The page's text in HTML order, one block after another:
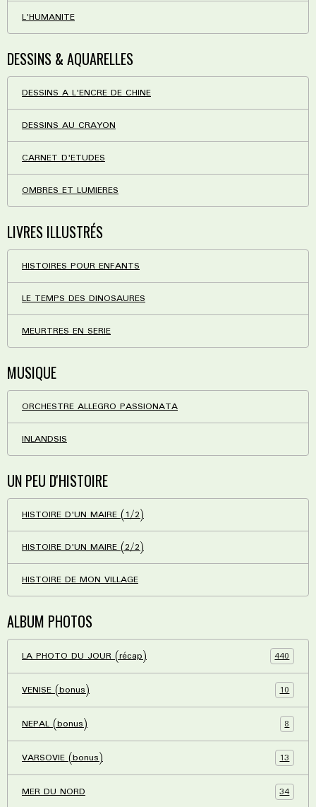
L'HUMANITE
DESSINS & AQUARELLES
DESSINS A L'ENCRE DE CHINE
DESSINS AU CRAYON
CARNET D'ETUDES
OMBRES ET LUMIERES
LIVRES ILLUSTRÉS
HISTOIRES POUR ENFANTS
LE TEMPS DES DINOSAURES
MEURTRES EN SERIE
MUSIQUE
ORCHESTRE ALLEGRO PASSIONATA
INLANDSIS
UN PEU D'HISTOIRE
HISTOIRE D'UN MAIRE (1/2)
HISTOIRE D'UN MAIRE (2/2)
HISTOIRE DE MON VILLAGE
ALBUM PHOTOS
LA PHOTO DU JOUR (récap) 440
VENISE (bonus) 10
NEPAL (bonus) 8
VARSOVIE (bonus) 13
MER DU NORD 34